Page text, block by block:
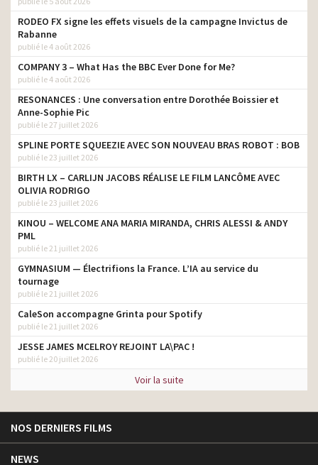
RODEO FX signe les effets visuels de la campagne Invictus de
Rabanne
publié le 4 août 2026
COMPANY 3 – What Has the BBC Ever Done for Me?
publié le 4 août 2026
RESONANCES : Une conversation entre Dorothée Boissier et
Anne-Sophie Pic
publié le 27 juillet 2026
SPLINE PORTE SQUEEZIE AVEC SON NOUVEAU BRAS ROBOT : BOB
publié le 23 juillet 2026
BIRTH LX – CARLIJN JACOBS RÉALISE LE FILM LANCÔME AVEC
OLIVIA RODRIGO
publié le 23 juillet 2026
KINOU – WELCOME ANA MARIA MIRANDA, CHRIS ALESSI & ANDY
PML
publié le 21 juillet 2026
GYMNASIUM — Électrifions la France. L’IA au service du
tournage
publié le 21 juillet 2026
CaleSon accompagne Grinta pour Spotify
publié le 21 juillet 2026
JESSE JAMES MCELROY REJOINT LA\PAC !
publié le 20 juillet 2026
Voir la suite
NOS DERNIERS FILMS
NEWS